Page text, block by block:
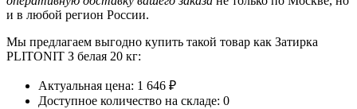
и в любой регион России.
Мы предлагаем выгодно купить такой товар как Затирка
PLITONIT З белая 20 кг:
Актуальная цена: 1 646 ₽
Доступное количество на складе: 0